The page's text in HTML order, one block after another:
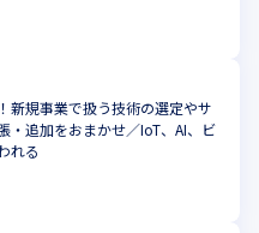
新規事業で扱う技術の選定やサ
・追加をおまかせ／IoT、AI、ビ
れる